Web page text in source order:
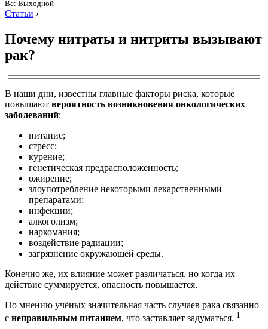
Вс: Выходной
Статьи ›
Почему нитраты и нитриты вызывают
рак?
В наши дни, известны главные факторы риска, которые
повышают вероятность возникновения онкологических
заболеваний:
питание;
стресс;
курение;
генетическая предрасположенность;
ожирение;
злоупотребление некоторыми лекарственными
препаратами;
инфекции;
алкоголизм;
наркомания;
воздействие радиации;
загрязнение окружающей среды.
Конечно же, их влияние может различаться, но когда их
действие суммируется, опасность повышается.
По мнению учёных значительная часть случаев рака связанно
с неправильным питанием, что заставляет задуматься. 1